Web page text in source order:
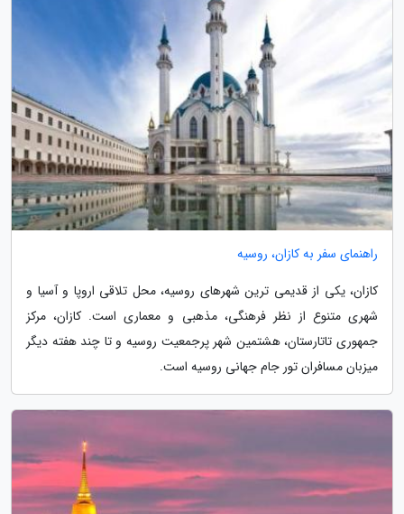
راهنمای سفر به کازان، روسیه
کازان، یکی از قدیمی ترین شهرهای روسیه، محل تلاقی اروپا و آسیا و
شهری متنوع از نظر فرهنگی، مذهبی و معماری است. کازان، مرکز
جمهوری تاتارستان، هشتمین شهر پرجمعیت روسیه و تا چند هفته دیگر
میزبان مسافران تور جام جهانی روسیه است.